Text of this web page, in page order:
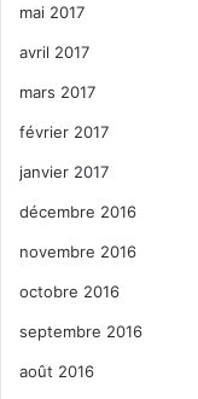
mai 2017
avril 2017
mars 2017
février 2017
janvier 2017
décembre 2016
novembre 2016
octobre 2016
septembre 2016
août 2016